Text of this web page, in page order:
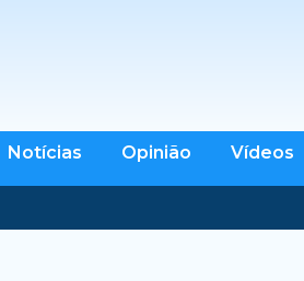
Notícias Opinião Vídeos